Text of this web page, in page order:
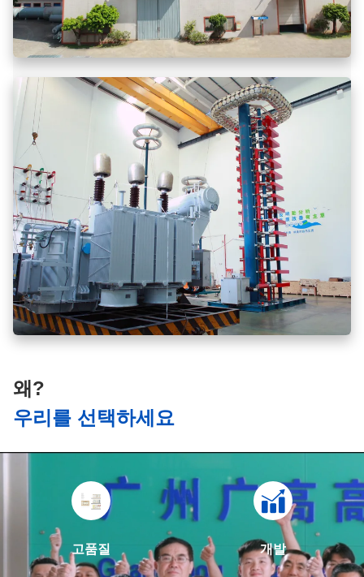
왜?
우리를 선택하세요
고품질 개발